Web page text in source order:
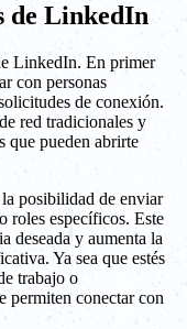
de LinkedIn
LinkedIn. En primer
con personas
de conexión.
red tradicionales y
que pueden abrirte
posibilidad de enviar
roles específicos. Este
deseada y aumenta la
Ya sea que estés
trabajo o
permiten conectar con